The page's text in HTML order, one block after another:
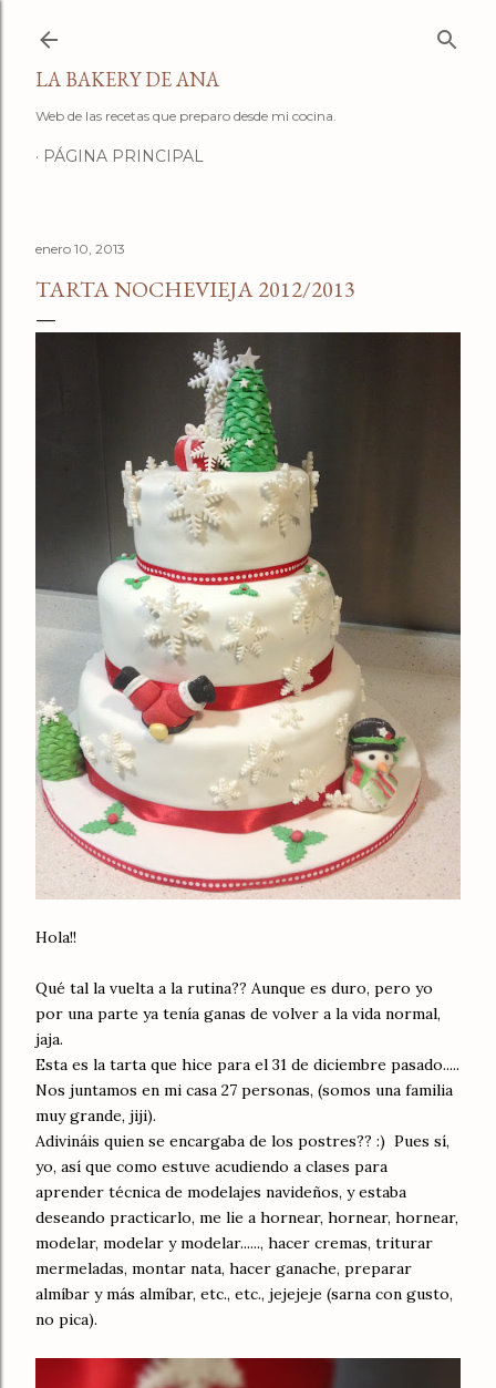
LA BAKERY DE ANA
Web de las recetas que preparo desde mi cocina.
PÁGINA PRINCIPAL
enero 10, 2013
TARTA NOCHEVIEJA 2012/2013
Hola!!
Qué tal la vuelta a la rutina?? Aunque es duro, pero yo
por una parte ya tenía ganas de volver a la vida normal,
jaja.
Esta es la tarta que hice para el 31 de diciembre pasado.....
Nos juntamos en mi casa 27 personas, (somos una familia
muy grande, jiji).
Adivináis quien se encargaba de los postres?? :) Pues sí,
yo, así que como estuve acudiendo a clases para
aprender técnica de modelajes navideños, y estaba
deseando practicarlo, me lie a hornear, hornear, hornear,
modelar, modelar y modelar......, hacer cremas, triturar
mermeladas, montar nata, hacer ganache, preparar
almíbar y más almíbar, etc., etc., jejejeje (sarna con gusto,
no pica).